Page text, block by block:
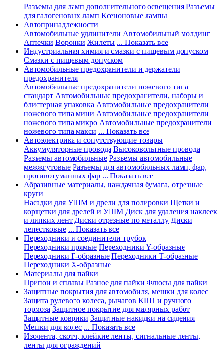
Разъемы для ламп дополнительного освещения Разъемы
для галогеновых ламп Ксеноновые лампы
Автопринадлежности
Автомобильные удлинители Автомобильный молдинг
Аптечки Воронки Жилеты ... Показать все
Индустриальная химия и смазки с пищевым допуском
Смазки с пищевым допуском
Автомобильные предохранители и держатели
предохранителя
Автомобильные предохранители ножевого типа
стандарт Автомобильные предохранители, наборы и
блистерная упаковка Автомобильные предохранители
ножевого типа мини Автомобильные предохранители
ножевого типа микро Автомобильные предохранители
ножевого типа макси ... Показать все
Автоэлектрика и сопутствующие товары
Аккумуляторные провода Высоковольтные провода
Разъемы автомобильные Разъемы автомобильные
межжгутовые Разъемы для автомобильных ламп, фар,
противотуманных фар ... Показать все
Абразивные материалы, наждачная бумага, отрезные
круги
Насадки для УШМ и дрели для полировки Щетки и
корщетки для дрелей и УШМ Диск для удаления наклеек
и липких лент Диски отрезные по металлу Диски
лепестковые ... Показать все
Переходники и соединители трубок
Переходники прямые Переходники Y-образные
Переходники Г-образные Переходники Т-образные
Переходники Х-образные
Материалы для пайки
Припои и сплавы Разное для пайки Флюсы для пайки
Защитные покрытия для автомобиля, мешки для колес
Защита рулевого колеса, рычагов КПП и ручного
тормоза Защитное покрытие для малярных работ
Защитные коврики Защитные накидки на сидения
Мешки для колес ... Показать все
Изолента, скотч, клейкие ленты, сигнальные ленты,
ленты для ограждений